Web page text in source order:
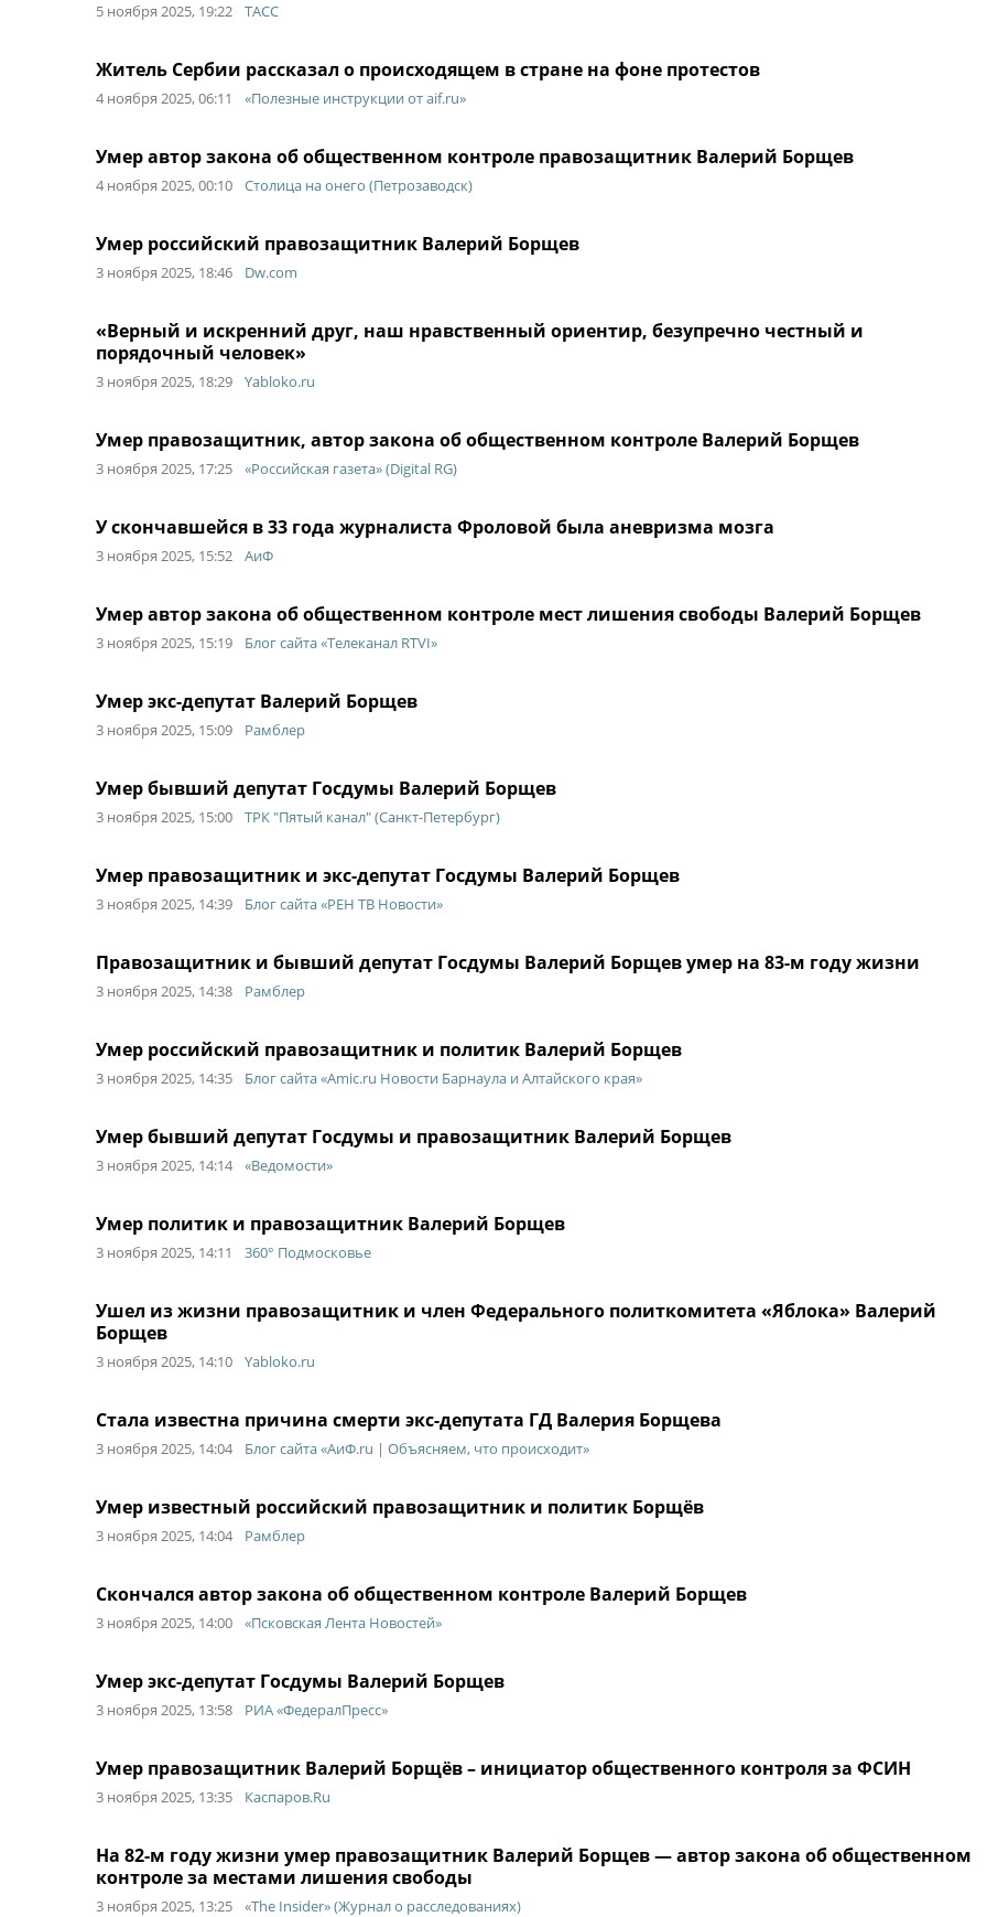
5 ноября 2025, 19:22 ТАСС
Житель Сербии рассказал о происходящем в стране на фоне протестов
4 ноября 2025, 06:11 «Полезные инструкции от aif.ru»
Умер автор закона об общественном контроле правозащитник Валерий Борщев
4 ноября 2025, 00:10 Столица на онего (Петрозаводск)
Умер российский правозащитник Валерий Борщев
3 ноября 2025, 18:46 Dw.com
«Верный и искренний друг, наш нравственный ориентир, безупречно честный и
порядочный человек»
3 ноября 2025, 18:29 Yabloko.ru
Умер правозащитник, автор закона об общественном контроле Валерий Борщев
3 ноября 2025, 17:25 «Российская газета» (Digital RG)
У скончавшейся в 33 года журналиста Фроловой была аневризма мозга
3 ноября 2025, 15:52 АиФ
Умер автор закона об общественном контроле мест лишения свободы Валерий Борщев
3 ноября 2025, 15:19 Блог сайта «Телеканал RTVI»
Умер экс-депутат Валерий Борщев
3 ноября 2025, 15:09 Рамблер
Умер бывший депутат Госдумы Валерий Борщев
3 ноября 2025, 15:00 ТРК "Пятый канал" (Санкт-Петербург)
Умер правозащитник и экс-депутат Госдумы Валерий Борщев
3 ноября 2025, 14:39 Блог сайта «РЕН ТВ Новости»
Правозащитник и бывший депутат Госдумы Валерий Борщев умер на 83-м году жизни
3 ноября 2025, 14:38 Рамблер
Умер российский правозащитник и политик Валерий Борщев
3 ноября 2025, 14:35 Блог сайта «Amic.ru Новости Барнаула и Алтайского края»
Умер бывший депутат Госдумы и правозащитник Валерий Борщев
3 ноября 2025, 14:14 «Ведомости»
Умер политик и правозащитник Валерий Борщев
3 ноября 2025, 14:11 360° Подмосковье
Ушел из жизни правозащитник и член Федерального политкомитета «Яблока» Валерий
Борщев
3 ноября 2025, 14:10 Yabloko.ru
Стала известна причина смерти экс-депутата ГД Валерия Борщева
3 ноября 2025, 14:04 Блог сайта «АиФ.ru | Объясняем, что происходит»
Умер известный российский правозащитник и политик Борщёв
3 ноября 2025, 14:04 Рамблер
Скончался автор закона об общественном контроле Валерий Борщев
3 ноября 2025, 14:00 «Псковская Лента Новостей»
Умер экс-депутат Госдумы Валерий Борщев
3 ноября 2025, 13:58 РИА «ФедералПресс»
Умер правозащитник Валерий Борщёв – инициатор общественного контроля за ФСИН
3 ноября 2025, 13:35 Каспаров.Ru
На 82-м году жизни умер правозащитник Валерий Борщев — автор закона об общественном
контроле за местами лишения свободы
3 ноября 2025, 13:25 «The Insider» (Журнал о расследованиях)